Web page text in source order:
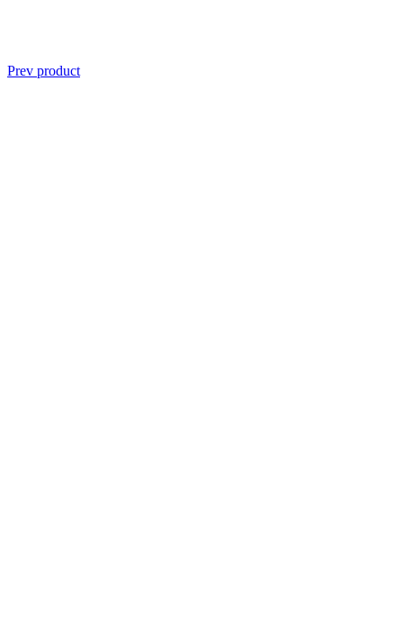
Prev product